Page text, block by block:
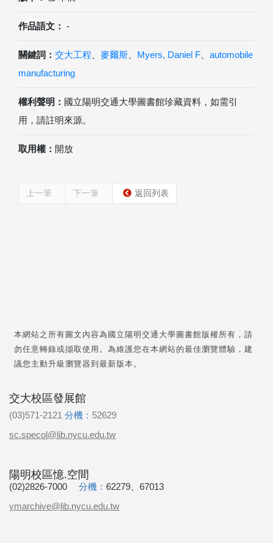
作品語文： -
關鍵詞： 交大工程 麥爾斯 Myers, Daniel F
automobile
manufacturing
權利聲明： 國立陽明交通大學圖書館珍藏資料，如需引
用，請註明來源。
取用權： 開放
上一筆 下一筆 返回列表
本網站之所有圖文內容為國立陽明交通大學圖書館版權所有，請
勿任意轉錄或擷取使用。為維護您在本網站的最佳瀏覽體驗，建
議您主動升級瀏覽器到最新版本。
交大校區發展館
(03)571-2121 分機： 52629
sc.specol@lib.nycu.edu.tw
陽明校區憶.空間
(02)2826-7000 分機： 62279、67013
ymarchive@lib.nycu.edu.tw